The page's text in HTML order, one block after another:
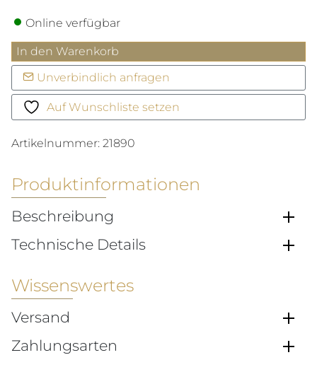
Online verfügbar
Orion
33
Gold
Menge
In den Warenkorb
Unverbindlich anfragen
Auf Wunschliste setzen
Artikelnummer: 21890
Produktinformationen
Beschreibung
Technische Details
Wissenswertes
Versand
Zahlungsarten